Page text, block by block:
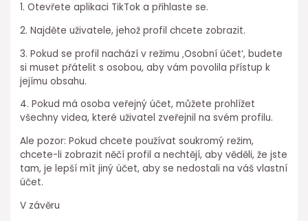
1. Otevřete aplikaci TikTok a přihlaste se.
2. Najděte uživatele, jehož profil chcete zobrazit.
3. Pokud se profil nachází v režimu ‚Osobní účet‘, budete
si muset přátelit s osobou, aby vám povolila přístup k
jejímu obsahu.
4. Pokud má osoba veřejný účet, můžete prohlížet
všechny videa, které uživatel zveřejnil na svém profilu.
Ale pozor: Pokud chcete používat soukromý režim,
chcete-li zobrazit něčí profil a nechtějí, aby věděli, že jste
tam, je lepší mít jiný účet, aby se nedostali na váš vlastní
účet.
V závěru